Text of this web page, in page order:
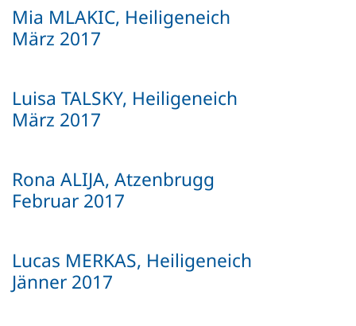
Mia MLAKIC, Heiligeneich
März 2017
Luisa TALSKY, Heiligeneich
März 2017
Rona ALIJA, Atzenbrugg
Februar 2017
Lucas MERKAS, Heiligeneich
Jänner 2017